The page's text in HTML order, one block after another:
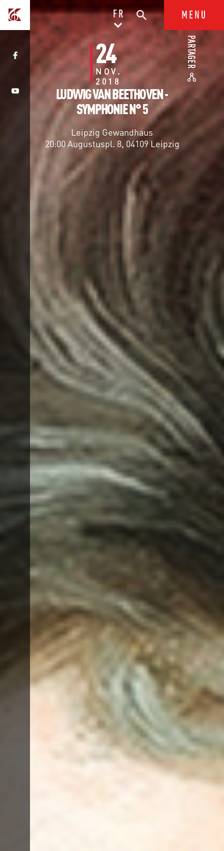
FR MENU
24
NOV.
2018
LUDWIG VAN BEETHOVEN -
SYMPHONIE N° 5
Leipzig Gewandhaus
20:00 Augustuspl. 8, 04109 Leipzig
PARTAGER